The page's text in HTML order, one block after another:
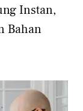
Instan,
Bahan